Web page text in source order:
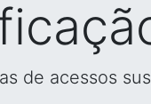
de acessos